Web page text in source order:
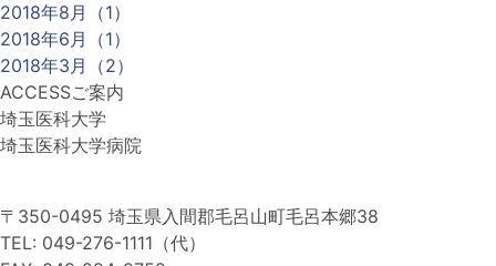
2018年8月（1）
2018年6月（1）
2018年3月（2）
ACCESSご案内
埼玉医科大学
埼玉医科大学病院
〒350-0495 埼玉県入間郡毛呂山町毛呂本郷38
TEL: 049-276-1111（代）